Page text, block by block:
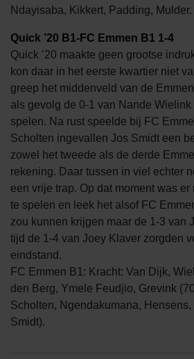
Ndayisaba, Kikkert, Padding, Mulder.
Quick ’20 B1-FC Emmen B1 1-4
Quick ’20 maakte geen grootse
kon daar in het eerste kwartier niet
greep het middenveld van de
als gevolg de 0-1 van Nande
spelen. Na rust speelde bij FC
Scholten ingevallen Jos Smidt een
zowel het tweede als de derde
rekening. Daar tussen in viel echter
een vrije trap. Op dat moment was
te spelen en leek het alsof FC
zou kunnen krijgen maar de 1-3 van
tijd de 1-4 van Joey Klaver zorgden
eindstand.
FC Emmen B1: Kracht: Van Dijk,
den Berg, Ymele Feudjio, Grevink
Scholten, Ngendakumana,
Smidt).